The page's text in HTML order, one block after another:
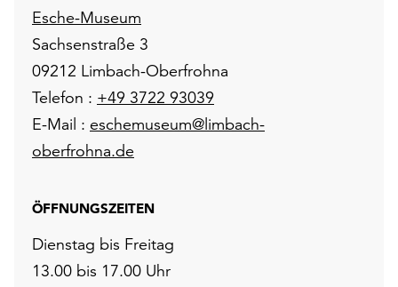
Esche-Museum
Sachsenstraße 3
09212 Limbach-Oberfrohna
Telefon : +49 3722 93039
E-Mail : eschemuseum@limbach-
oberfrohna.de
ÖFFNUNGSZEITEN
Dienstag bis Freitag
13.00 bis 17.00 Uhr